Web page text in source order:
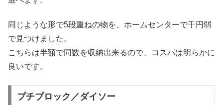
同じような形で5段重ねの物を、ホームセンターで千円弱
で見つけました。
こちらは半額で同数を収納出来るので、コスパは明らかに
良いです。
プチブロック／ダイソー